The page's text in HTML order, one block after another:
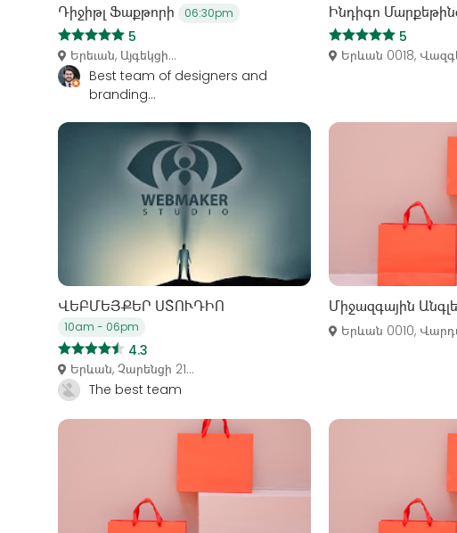
Դիջիթլ Ֆաքթորի 06:30pm
5
Երեւան, Այգեկցի...
Best team of designers and
branding...
Ինդիգո
5
Երևան 0018,
ՎԵԲՄԵՅՔԵՐ ՍՏՈՒԴԻՈ
10am - 06pm
4.3
Երևան, Չարենցի 21...
The best team
Միջազգային
Երևան 0010,